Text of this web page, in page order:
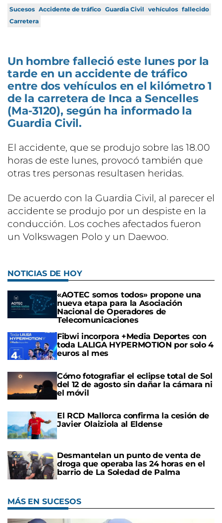
Sucesos Accidente de tráfico Guardia Civil vehículos fallecido
Carretera
Un hombre falleció este lunes por la
tarde en un accidente de tráfico
entre dos vehículos en el kilómetro 1
de la carretera de Inca a Sencelles
(Ma-3120), según ha informado la
Guardia Civil.
El accidente, que se produjo sobre las 18.00
horas de este lunes, provocó también que
otras tres personas resultasen heridas.
De acuerdo con la Guardia Civil, al parecer el
accidente se produjo por un despiste en la
conducción. Los coches afectados fueron
un Volkswagen Polo y un Daewoo.
NOTICIAS DE HOY
«AOTEC somos todos» propone una
nueva etapa para la Asociación
Nacional de Operadores de
Telecomunicaciones
Fibwi incorpora +Media Deportes con
toda LALIGA HYPERMOTION por solo 4
euros al mes
Cómo fotografiar el eclipse total de Sol
del 12 de agosto sin dañar la cámara ni
el móvil
El RCD Mallorca confirma la cesión de
Javier Olaiziola al Eldense
Desmantelan un punto de venta de
droga que operaba las 24 horas en el
barrio de La Soledad de Palma
MÁS EN SUCESOS